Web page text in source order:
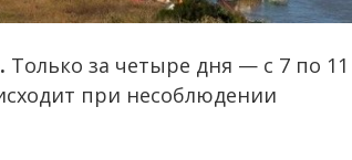
Только за четыре дня — с 7 по 11
при несоблюдении